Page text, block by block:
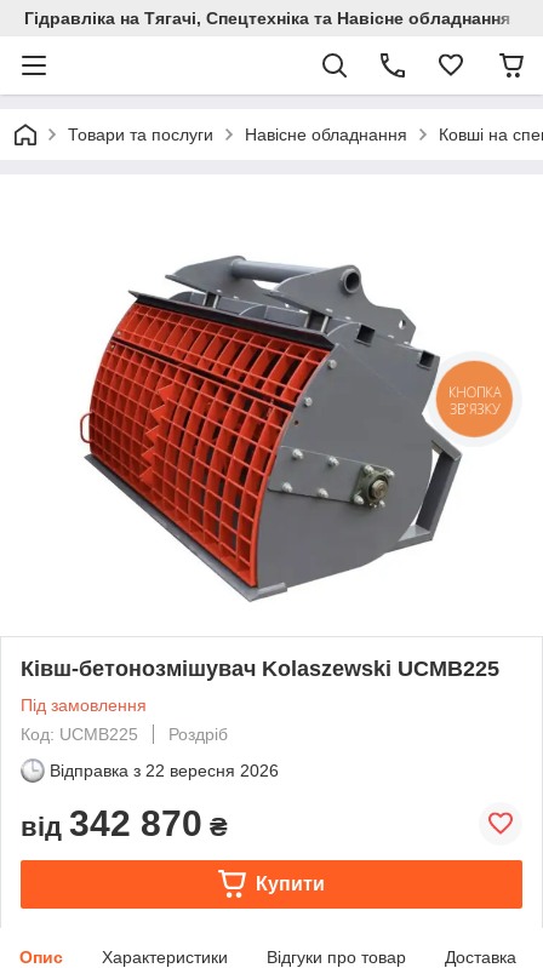
Гідравліка на Тягачі, Спецтехніка та Навісне обладнання
Товари та послуги Навісне обладнання Ковші на
Ківш-бетонозмішувач Kolaszewski UCMB225
Під замовлення
Код: UCMB225
Роздріб
Відправка з 22 вересня 2026
від 342 870 ₴
Купити
Опис Характеристики Відгуки про товар Доставка
КНОПКА
ЗВ'ЯЗКУ